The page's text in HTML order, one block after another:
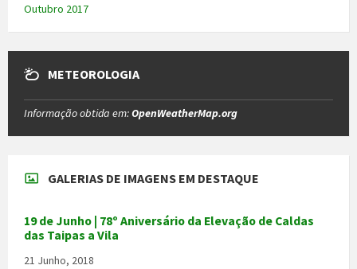
Outubro 2017
METEOROLOGIA
Informação obtida em:OpenWeatherMap.org
GALERIAS DE IMAGENS EM DESTAQUE
19 de Junho | 78º Aniversário da Elevação de Caldas
das Taipas a Vila
21 Junho, 2018